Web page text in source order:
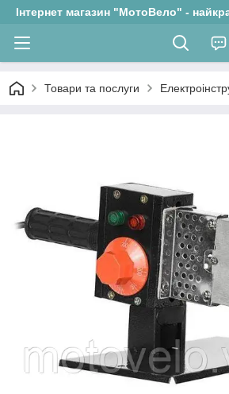
Інтернет магазин "МотоВело" -
Товари та послуги